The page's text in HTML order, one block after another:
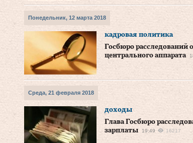
Понедельник, 12 марта 2018
кадровая политика
Госбюро расследований
центрального аппарата
Среда, 21 февраля 2018
доходы
Глава Госбюро
зарплаты
19:49 16217